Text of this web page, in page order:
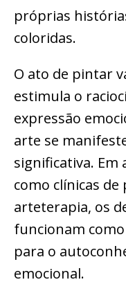
próprias
coloridas.
O ato de pintar
estimula o
expressão
arte se
significativa.
como clínicas de
arteterapia, os
funcionam
para o
emocional.